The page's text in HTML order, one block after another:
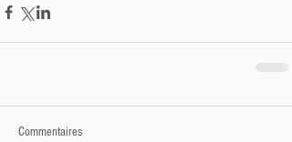
Commentaires